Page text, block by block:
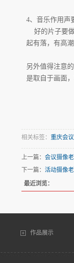
4、音乐作用声
好的片子要做
起有落，有高
另外值得注意
是取自于画面
相关标签： 重庆会
上一篇： 会议摄像
下一篇： 活动摄像
最近浏览：
作品展示